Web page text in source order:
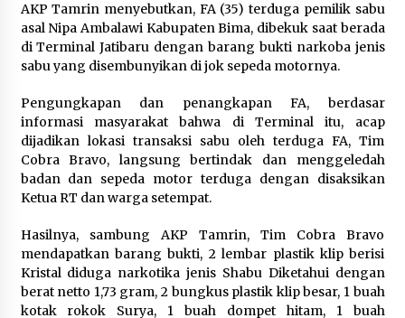
AKP Tamrin menyebutkan, FA (35) terduga pemilik sabu
asal Nipa Ambalawi Kabupaten Bima, dibekuk saat berada
di Terminal Jatibaru dengan barang bukti narkoba jenis
sabu yang disembunyikan di jok sepeda motornya.
Pengungkapan dan penangkapan FA, berdasar
informasi masyarakat bahwa di Terminal itu, acap
dijadikan lokasi transaksi sabu oleh terduga FA, Tim
Cobra Bravo, langsung bertindak dan menggeledah
badan dan sepeda motor terduga dengan disaksikan
Ketua RT dan warga setempat.
Hasilnya, sambung AKP Tamrin, Tim Cobra Bravo
mendapatkan barang bukti, 2 lembar plastik klip berisi
Kristal diduga narkotika jenis Shabu Diketahui dengan
berat netto 1,73 gram, 2 bungkus plastik klip besar, 1 buah
kotak rokok Surya, 1 buah dompet hitam, 1 buah